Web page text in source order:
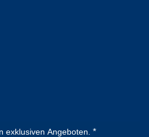
exklusiven Angeboten.